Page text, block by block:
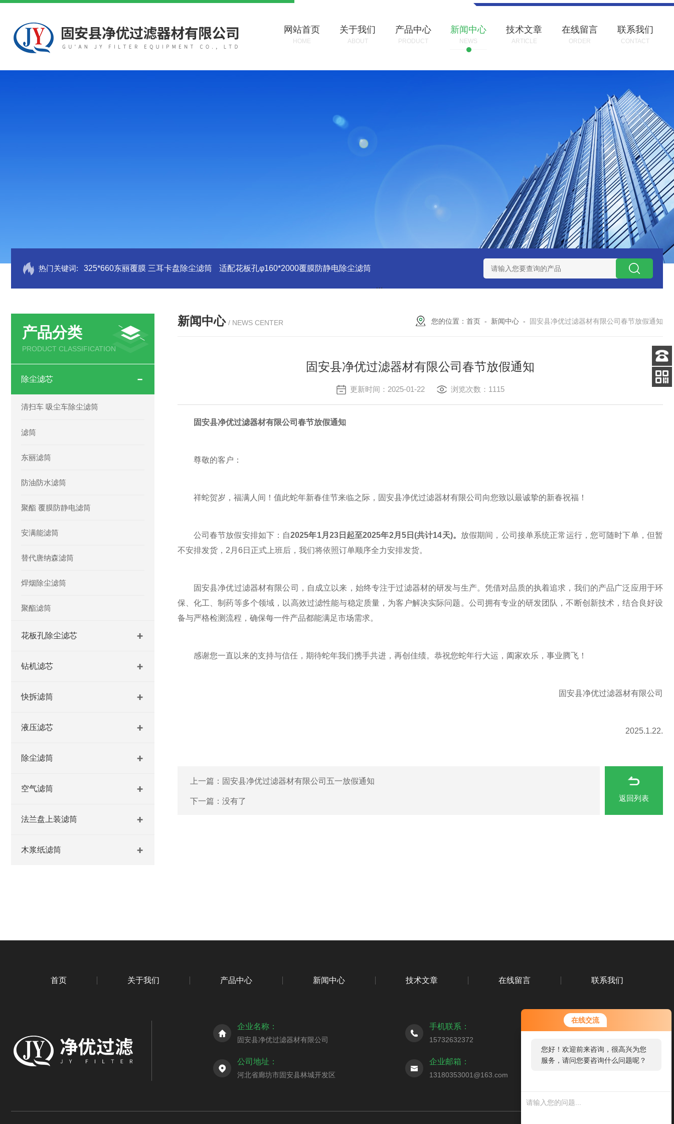
在线交流
您好！欢迎前来咨询，很高兴为您
服务，请问您要咨询什么问题呢？
网站首页
HOME
关于我们
ABOUT
产品中心
PRODUCT
新闻中心
NEWS
技术文章
ARTICLE
在线留言
ORDER
联系我们
CONTACT
热门关键词: 325*660东丽覆膜 三耳卡盘除尘滤筒 适配花板孔φ160*2000覆膜防静电除尘滤筒 PU注胶 花板孔φ157*500防静电除尘滤芯 电焊车间 六耳快拆除尘滤筒 环保排放达
产品分类
PRODUCT CLASSIFICATION
除尘滤芯
清扫车 吸尘车除尘滤筒
滤筒
东丽滤筒
防油防水滤筒
聚酯 覆膜防静电滤筒
安满能滤筒
替代唐纳森滤筒
焊烟除尘滤筒
聚酯滤筒
花板孔除尘滤芯
钻机滤芯
快拆滤筒
液压滤芯
除尘滤筒
空气滤筒
法兰盘上装滤筒
木浆纸滤筒
新闻中心 / NEWS CENTER 您的位置： 首页 - 新闻中心 - 固安县净优过滤器材有限公司春节放假通知
固安县净优过滤器材有限公司春节放假通知
更新时间：2025-01-22 浏览次数：1115
固安县净优过滤器材有限公司春节放假通知
尊敬的客户：
祥蛇贺岁，福满人间！值此蛇年新春佳节来临之际，固安县净优过滤器材有限公司向您致以最诚挚的新春祝福！
公司春节放假安排如下：自2025年1月23日起至2025年2月5日(共计14天)。 放假期间，公司接单系统正常运行，您可随时下单，但暂
不安排发货，2月6日正式上班后，我们将依照订单顺序全力安排发货。
固安县净优过滤器材有限公司，自成立以来，始终专注于过滤器材的研发与生产。凭借对品质的执着追求，我们的产品广泛应用于环
保、化工、制药等多个领域，以高效过滤性能与稳定质量，为客户解决实际问题。公司拥有专业的研发团队，不断创新技术，结合良好设
备与严格检测流程，确保每一件产品都能满足市场需求。
感谢您一直以来的支持与信任，期待蛇年我们携手共进，再创佳绩。恭祝您蛇年行大运，阖家欢乐，事业腾飞！
固安县净优过滤器材有限公司
2025.1.22.
上一篇： 固安县净优过滤器材有限公司五一放假通知
下一篇：没有了 返回列表
首页 关于我们 产品中心 新闻中心 技术文章 在线留言 联系我们
企业名称：
固安县净优过滤器材有限公司
手机联系：
15732632372
公司地址：
河北省廊坊市固安县林城开发区
企业邮箱：
13180353001@163.com
客服
电话